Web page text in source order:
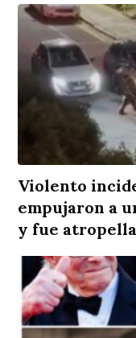
Violento
empujaron a
y fue